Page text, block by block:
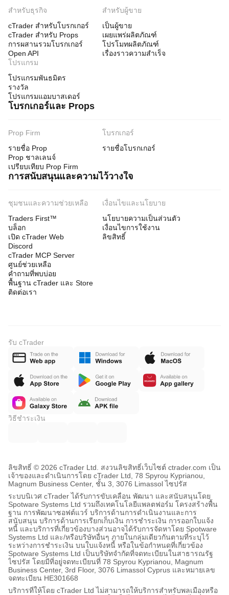
สำหรับธุรกิจ
cTrader สำหรับโบรกเกอร์
cTrader สำหรับ Props
การผสานรวมโบรกเกอร์
Open API
สำหรับผู้ขาย
เป็นผู้ขาย
เผยแพร่ผลิตภัณฑ์
โปรโมทผลิตภัณฑ์
เรื่องราวความสำเร็จ
โปรแกรม
โปรแกรมพันธมิตร
รางวัล
โปรแกรมแอมบาสเดอร์
โบรกเกอร์และ Props
Prop Firm
รายชื่อ Prop
Prop ชาลเลนจ์
เปรียบเทียบ Prop Firm
โบรกเกอร์
รายชื่อโบรกเกอร์
การสนับสนุนและความไว้วางใจ
ชุมชนและความช่วยเหลือ
Traders First™
บล็อก
เปิด cTrader Web
Discord
cTrader MCP Server
ศูนย์ช่วยเหลือ
คำถามที่พบบ่อย
พื้นฐาน cTrader และ Store
ติดต่อเรา
เงื่อนไขและนโยบาย
นโยบายความเป็นส่วนตัว
เงื่อนไขการใช้งาน
ลิขสิทธิ์
รับ cTrader
วิธีชำระเงิน
ลิขสิทธิ์ © 2026 cTrader Ltd. สงวนลิขสิทธิ์เว็บไซต์ ctrader.com เป็น
เจ้าของและดำเนินการโดย cTrader Ltd, 78 Spyrou Kyprianou,
Magnum Business Center, ชั้น 3, 3076 Limassol ไซปรัส
ระบบนิเวศ cTrader ได้รับการขับเคลื่อน พัฒนา และสนับสนุนโดย
Spotware Systems Ltd รวมถึงเทคโนโลยีแพลตฟอร์ม โครงสร้างพื้น
ฐาน การพัฒนาซอฟต์แวร์ บริการด้านการดำเนินงานและการ
สนับสนุน บริการด้านการเรียกเก็บเงิน การชำระเงิน การออกใบแจ้ง
หนี้ และบริการที่เกี่ยวข้องบางส่วนอาจได้รับการจัดหาโดย Spotware
Systems Ltd และ/หรือบริษัทอื่นๆ ภายในกลุ่มเดียวกันตามที่ระบุไว้
ระหว่างการชำระเงิน บนใบแจ้งหนี้ หรือในข้อกำหนดที่เกี่ยวข้อง
Spotware Systems Ltd เป็นบริษัทจำกัดที่จดทะเบียนในสาธารณรัฐ
ไซปรัส โดยมีที่อยู่จดทะเบียนที่ 78 Spyrou Kyprianou, Magnum
Business Center, 3rd Floor, 3076 Limassol Cyprus และหมายเลข
จดทะเบียน HE301668
บริการที่ให้โดย cTrader Ltd ไม่สามารถให้บริการสำหรับพลเมืองหรือ